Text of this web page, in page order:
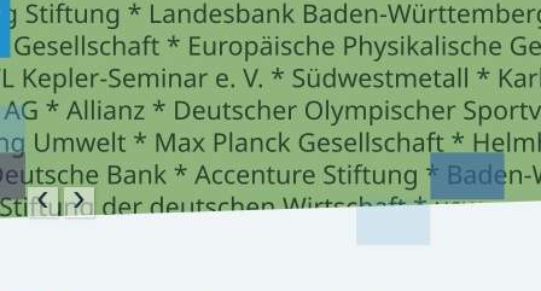
Beratung
Schulleben
Service
‹ ›